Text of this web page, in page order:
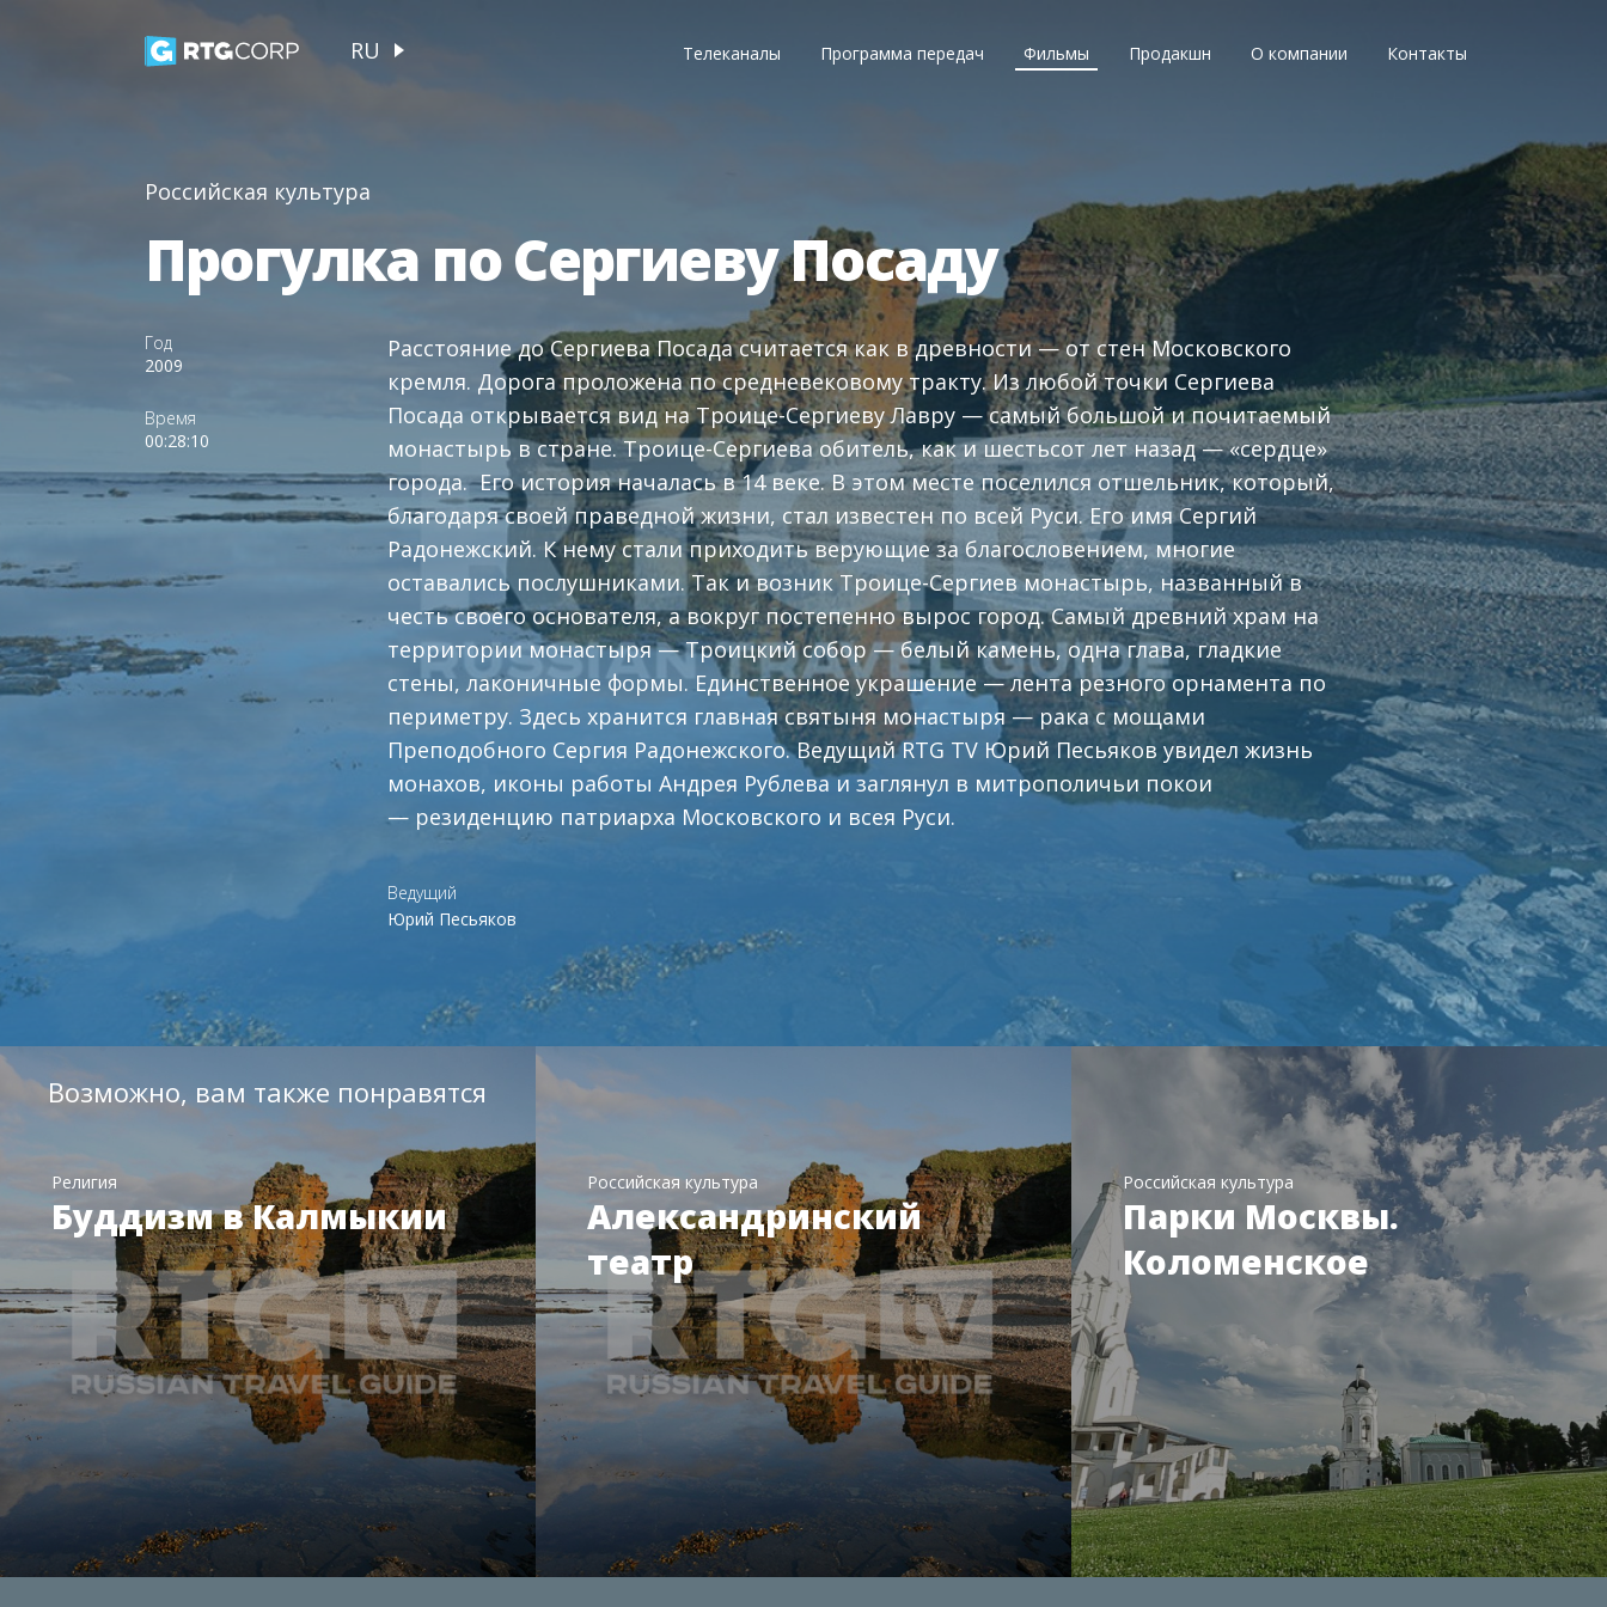
RU Телеканалы Программа передач Фильмы Продакшн О компании Контакты
Российская культура
Прогулка по Сергиеву Посаду
Год
2009
Время
00:28:10
Расстояние до Сергиева Посада считается как в древности — от стен Московского
кремля. Дорога проложена по средневековому тракту. Из любой точки Сергиева
Посада открывается вид на Троице-Сергиеву Лавру — самый большой и почитаемый
монастырь в стране. Троице-Сергиева обитель, как и шестьсот лет назад — «сердце»
города. Его история началась в 14 веке. В этом месте поселился отшельник, который,
благодаря своей праведной жизни, стал известен по всей Руси. Его имя Сергий
Радонежский. К нему стали приходить верующие за благословением, многие
оставались послушниками. Так и возник Троице-Сергиев монастырь, названный в
честь своего основателя, а вокруг постепенно вырос город. Самый древний храм на
территории монастыря — Троицкий собор — белый камень, одна глава, гладкие
стены, лаконичные формы. Единственное украшение — лента резного орнамента по
периметру. Здесь хранится главная святыня монастыря — рака с мощами
Преподобного Сергия Радонежского. Ведущий RTG TV Юрий Песьяков увидел жизнь
монахов, иконы работы Андрея Рублева и заглянул в митрополичьи покои
— резиденцию патриарха Московского и всея Руси.
Ведущий
Юрий Песьяков
Возможно, вам также понравятся
Религия
Буддизм в Калмыкии
Российская культура
Александринский
театр
Российская культура
Парки Москвы.
Коломенское